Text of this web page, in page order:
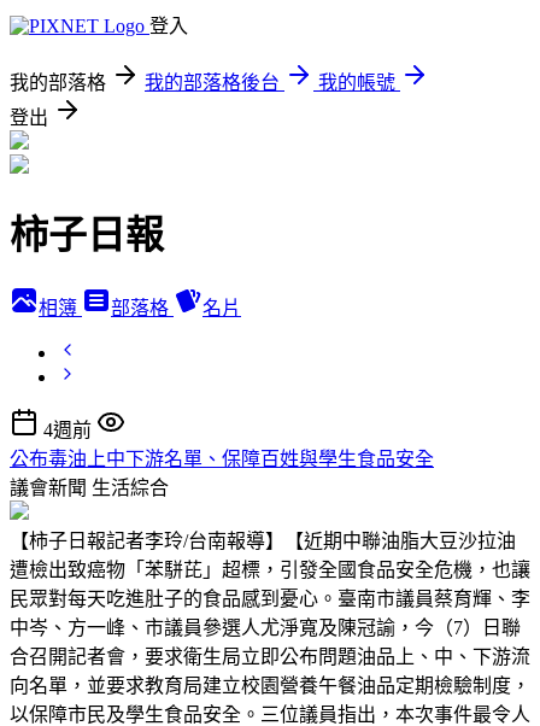
登入
我的部落格 我的部落格後台
我的帳號
登出
柿子日報
相簿 部落格 名片
4週前
公布毒油上中下游名單、保障百姓與學生食品安全
議會新聞 生活綜合
【柿子日報記者李玲/台南報導】【近期中聯油脂大豆沙拉油
遭檢出致癌物「苯駢芘」超標，引發全國食品安全危機，也讓
民眾對每天吃進肚子的食品感到憂心。臺南市議員蔡育輝、李
中岑、方一峰、市議員參選人尤淨寬及陳冠諭，今（7）日聯
合召開記者會，要求衛生局立即公布問題油品上、中、下游流
向名單，並要求教育局建立校園營養午餐油品定期檢驗制度，
以保障市民及學生食品安全。三位議員指出，本次事件最令人